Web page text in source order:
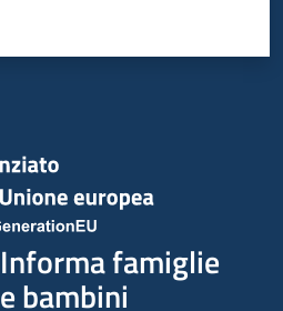
Informa famiglie
e bambini